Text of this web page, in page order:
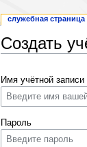
Создать
к
навигации
к
поиску
Имя учётной записи
Пароль
служебная страница